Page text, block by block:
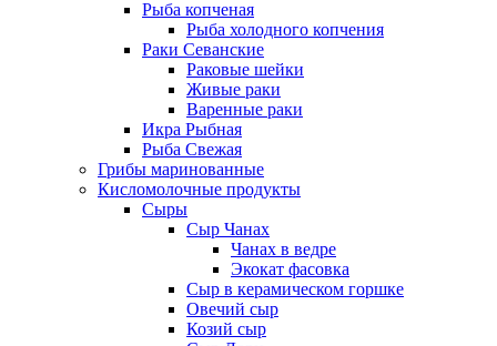
Рыба копченая
Рыба холодного копчения
Раки Севанские
Раковые шейки
Живые раки
Варенные раки
Икра Рыбная
Рыба Свежая
Грибы маринованные
Кисломолочные продукты
Сыры
Сыр Чанах
Чанах в ведре
Экокат фасовка
Сыр в керамическом горшке
Овечий сыр
Козий сыр